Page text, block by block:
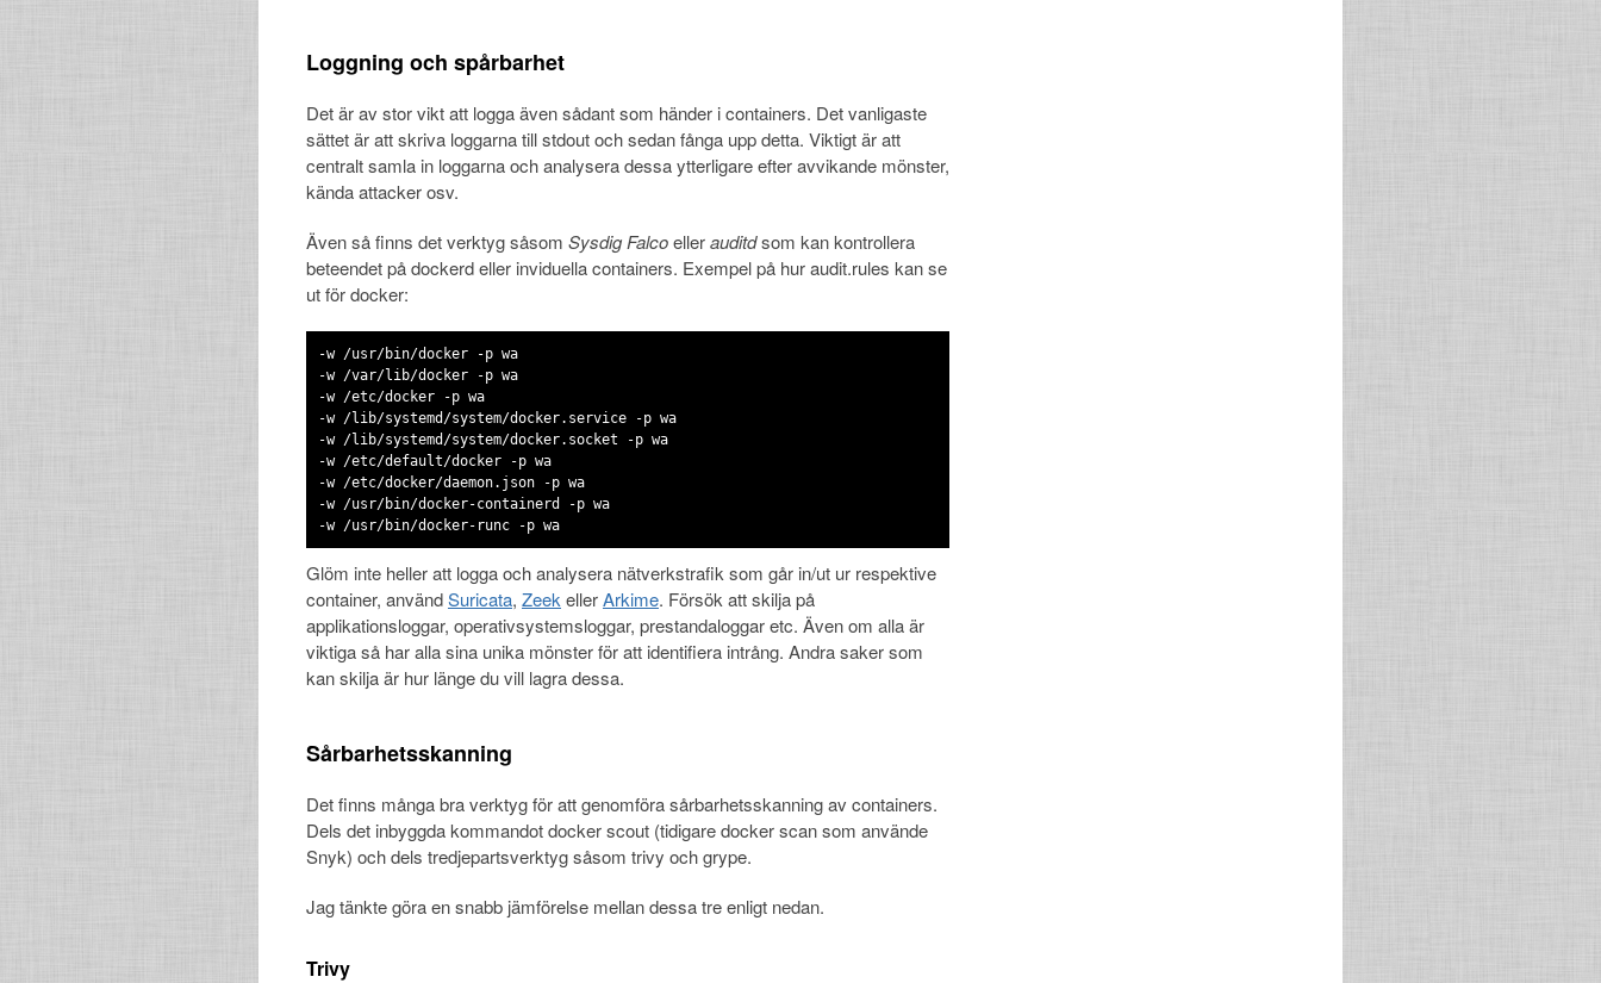
Loggning och spårbarhet
Det är av stor vikt att logga även sådant som händer i containers. Det vanligaste
sättet är att skriva loggarna till stdout och sedan fånga upp detta. Viktigt är att
centralt samla in loggarna och analysera dessa ytterligare efter avvikande mönster,
kända attacker osv.
Även så finns det verktyg såsom Sysdig Falcoellerauditdsom kan kontrollera
beteendet på dockerd eller inviduella containers. Exempel på hur audit.rules kan se
ut för docker:
-w /usr/bin/docker -p wa
-w /var/lib/docker -p wa
-w /etc/docker -p wa
-w /lib/systemd/system/docker.service -p wa
-w /lib/systemd/system/docker.socket -p wa
-w /etc/default/docker -p wa
-w /etc/docker/daemon.json -p wa
-w /usr/bin/docker-containerd -p wa
-w /usr/bin/docker-runc -p wa
Glöm inte heller att logga och analysera nätverkstrafik som går in/ut ur respektive
container, användSuricata, Zeek ellerArkime. Försök att skilja på
applikationsloggar, operativsystemsloggar, prestandaloggar etc. Även om alla är
viktiga så har alla sina unika mönster för att identifiera intrång. Andra saker som
kan skilja är hur länge du vill lagra dessa.
Sårbarhetsskanning
Det finns många bra verktyg för att genomföra sårbarhetsskanning av containers.
Dels det inbyggda kommandot docker scout (tidigare docker scan som använde
Snyk) och dels tredjepartsverktyg såsom trivy och grype.
Jag tänkte göra en snabb jämförelse mellan dessa tre enligt nedan.
Trivy